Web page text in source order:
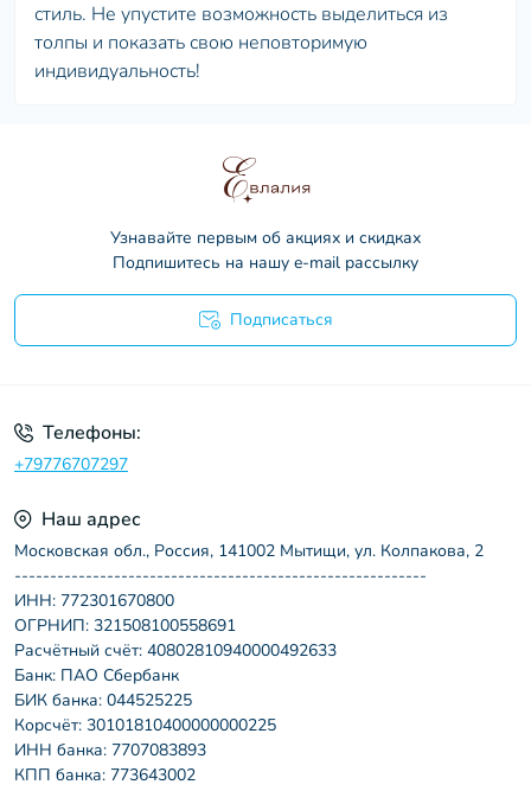
стиль. Не упустите возможность выделиться из
толпы и показать свою неповторимую
индивидуальность!
Узнавайте первым об акциях и скидках
Подпишитесь на нашу e-mail рассылку
Подписаться
Телефоны:
+79776707297
Наш адрес
Московская обл., Россия, 141002 Мытищи, ул. Колпакова, 2
----------------------------------------------------------
ИНН: 772301670800
ОГРНИП: 321508100558691
Расчётный счёт: 40802810940000492633
Банк: ПАО Сбербанк
БИК банка: 044525225
Корсчёт: 30101810400000000225
ИНН банка: 7707083893
КПП банка: 773643002